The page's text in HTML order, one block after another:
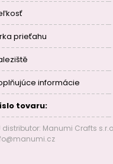
prieťahu
informácie
tovaru:
distributor: Manumi Crafts